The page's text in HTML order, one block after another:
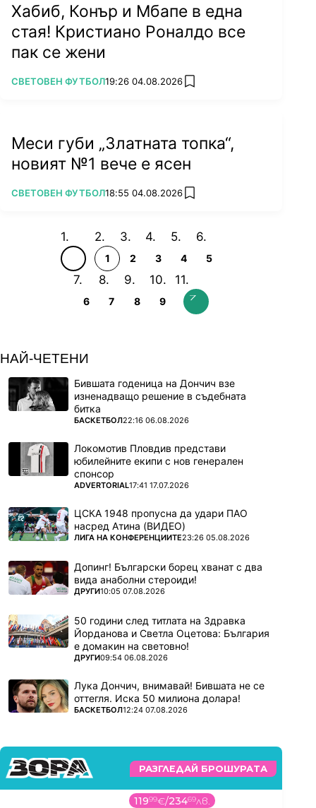
Хабиб, Конър и Мбапе в една
стая! Кристиано Роналдо все
пак се жени
ПОВЕЧЕ ОТ
СВЕТОВЕН ФУТБОЛ19:26 04.08.2026 add favorites
Меси губи „Златната топка“,
новият №1 вече е ясен
ПОВЕЧЕ ОТ
СВЕТОВЕН ФУТБОЛ18:55 04.08.2026 add favorites
1 2 3 4 5
6 7 8 9
НАЙ-ЧЕТЕНИ
Бившата годеница на Дончич взе
изненадващо решение в съдебната
битка
ПОВЕЧЕ ОТ
БАСКЕТБОЛ22:16 06.08.2026
Локомотив Пловдив представи
юбилейните екипи с нов генерален
спонсор
ПОВЕЧЕ ОТ
ADVERTORIAL17:41 17.07.2026
ЦСКА 1948 пропусна да удари ПАО
насред Атина (ВИДЕО)
ПОВЕЧЕ ОТ
ЛИГА НА КОНФЕРЕНЦИИТЕ23:26 05.08.2026
Допинг! Български борец хванат с два
вида анаболни стероиди!
ПОВЕЧЕ ОТ
ДРУГИ10:05 07.08.2026
50 години след титлата на Здравка
Йорданова и Светла Оцетова: България
е домакин на световно!
ПОВЕЧЕ ОТ
ДРУГИ09:54 06.08.2026
Лука Дончич, внимавай! Бившата не се
оттегля. Иска 50 милиона долара!
ПОВЕЧЕ ОТ
БАСКЕТБОЛ12:24 07.08.2026
РАЗГЛЕДАЙ БРОШУРАТА
11999€/23469лв.